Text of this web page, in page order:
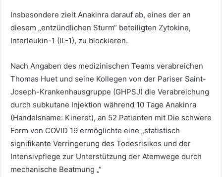
Insbesondere zielt Anakinra darauf ab, eines der an
diesem „entzündlichen Sturm“ beteiligten Zytokine,
Interleukin-1 (IL-1), zu blockieren.
Nach Angaben des medizinischen Teams verabreichen
Thomas Huet und seine Kollegen von der Pariser Saint-
Joseph-Krankenhausgruppe (GHPSJ) die Verabreichung
durch subkutane Injektion während 10 Tage Anakinra
(Handelsname: Kineret), an 52 Patienten mit Die schwere
Form von COVID 19 ermöglichte eine „statistisch
signifikante Verringerung des Todesrisikos und der
Intensivpflege zur Unterstützung der Atemwege durch
mechanische Beatmung „“